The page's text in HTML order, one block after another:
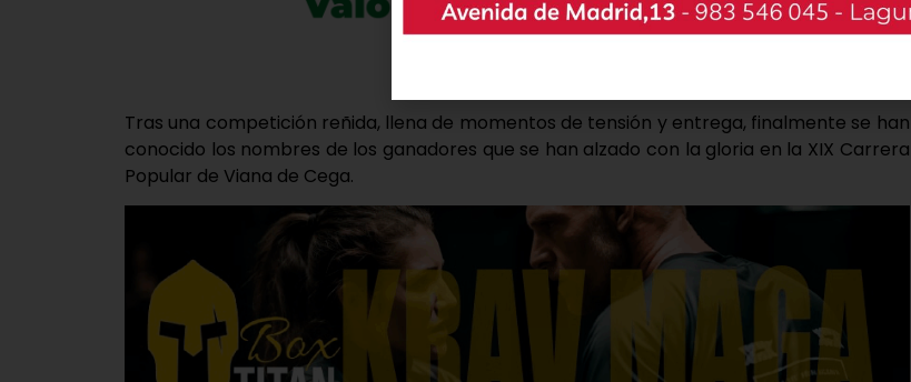
Tras una competición reñida, llena de momentos de tensión y entrega, finalmente se han
conocido los nombres de los ganadores que se han alzado con la gloria en la XIX Carrera
Popular de Viana de Cega.